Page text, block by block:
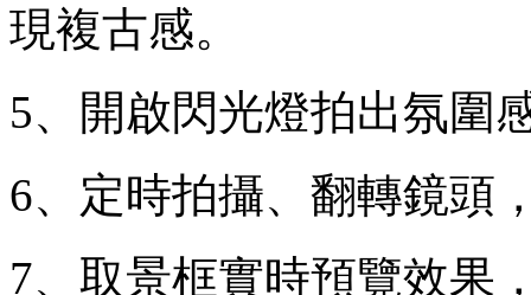
現複古感。
5、開啟閃光燈拍出氛圍
6、定時拍攝、翻轉鏡頭
7、取景框實時預覽效果